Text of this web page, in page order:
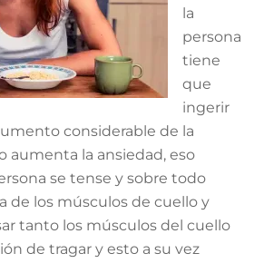
la
persona
tiene
que
ingerir
considerable de la
aumenta la ansiedad, eso
se tense y sobre todo
de los músculos de cuello y
tanto los músculos del cuello
de tragar y esto a su vez